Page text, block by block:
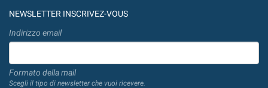
NEWSLETTER INSCRIVEZ-VOUS
Indirizzo email
Formato della mail
Scegli il tipo di newsletter che vuoi ricevere.